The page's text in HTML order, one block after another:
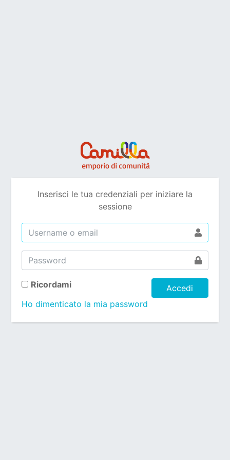
Inserisci le tua credenziali per iniziare la
sessione
Ricordami
Accedi
Ho dimenticato la mia password